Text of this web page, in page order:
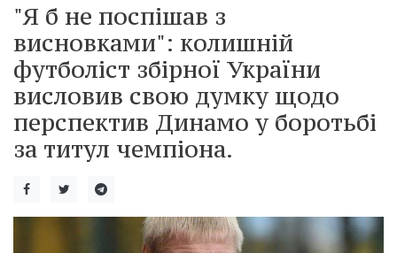
"Я б не поспішав з
висновками": колишній
футболіст збірної України
висловив свою думку щодо
перспектив Динамо у боротьбі
за титул чемпіона.